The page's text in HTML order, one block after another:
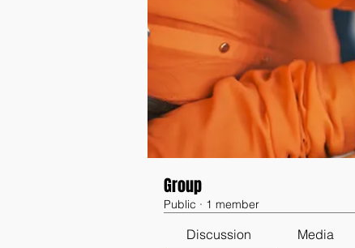
Group
Public · 1 member
Discussion Media